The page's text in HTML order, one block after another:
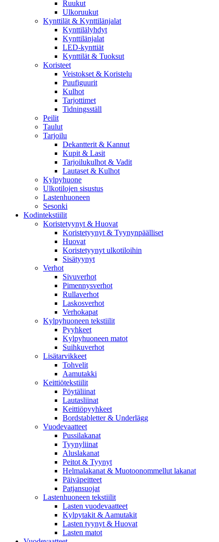
Ruukut
Ulkoruukut
Kynttilät & Kynttilänjalat
Kynttilälyhdyt
Kynttilänjalat
LED-kynttiät
Kynttilät & Tuoksut
Koristeet
Veistokset & Koristelu
Puufiguurit
Kulhot
Tarjottimet
Tidningsställ
Peilit
Taulut
Tarjoilu
Dekantterit & Kannut
Kupit & Lasit
Tarjoilukulhot & Vadit
Lautaset & Kulhot
Kylpyhuone
Ulkotilojen sisustus
Lastenhuoneen
Sesonki
Kodintekstiilit
Koristetyynyt & Huovat
Koristetyynyt & Tyynynpäälliset
Huovat
Koristetyynyt ulkotiloihin
Sisätyynyt
Verhot
Sivuverhot
Pimennysverhot
Rullaverhot
Laskosverhot
Verhokapat
Kylpyhuoneen tekstiilit
Pyyhkeet
Kylpyhuoneen matot
Suihkuverhot
Lisätarvikkeet
Tohvelit
Aamutakki
Keittiötekstiilit
Pöytäliinat
Lautasliinat
Keittiöpyyhkeet
Bordstabletter & Underlägg
Vuodevaatteet
Pussilakanat
Tyynyliinat
Aluslakanat
Peitot & Tyynyt
Helmalakanat & Muotoonommellut lakanat
Päiväpeitteet
Patjansuojat
Lastenhuoneen tekstiilit
Lasten vuodevaatteet
Kylpytakit & Aamutakit
Lasten tyynyt & Huovat
Lasten matot